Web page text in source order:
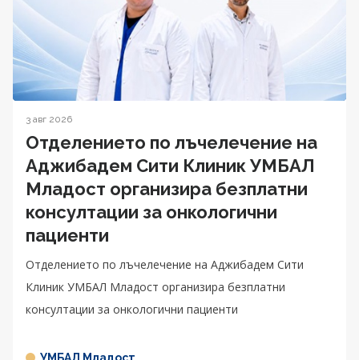
3 авг 2026
Отделението по лъчелечение на
Аджибадем Сити Клиник УМБАЛ
Младост организира безплатни
консултации за онкологични
пациенти
Отделението по лъчелечение на Аджибадем Сити
Клиник УМБАЛ Младост организира безплатни
консултации за онкологични пациенти